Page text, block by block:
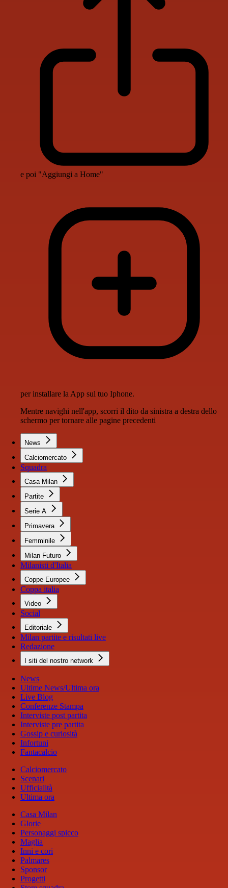
e poi "Aggiungi a Home"
per installare la App sul tuo Iphone.
Mentre navighi nell'app, scorri il dito da sinistra a destra dello
schermo per tornare alle pagine precedenti
News
Calciomercato
Squadra
Casa Milan
Partite
Serie A
Primavera
Femminile
Milan Futuro
Milanisti d'Italia
Coppe Europee
Coppa italia
Video
Social
Editoriale
Milan partite e risultati live
Redazione
I siti del nostro network
News
Ultime News/Ultima ora
Live Blog
Conferenze Stampa
Interviste post partita
Interviste pre partita
Gossip e curiosità
Infortuni
Fantacalcio
Calciomercato
Scenari
Ufficialità
Ultima ora
Casa Milan
Glorie
Personaggi spicco
Maglia
Inni e cori
Palmares
Sponsor
Progetti